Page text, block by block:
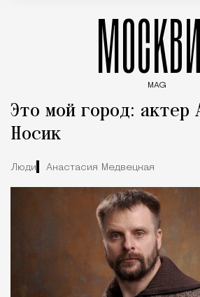
MAG
Это мой город: актер
Носик
Люди Анастасия Медвецкая